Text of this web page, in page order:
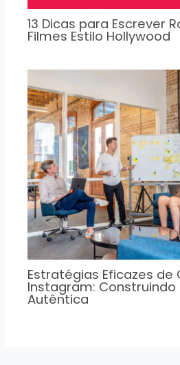
13 Dicas para Escrever
Filmes Estilo Hollywood
Estratégias Eficazes
Instagram: Construindo
Autêntica